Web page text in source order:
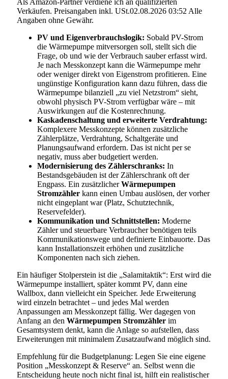
Als Amazon-Partner verdiene ich an qualifizierten
Verkäufen. Preisangaben inkl. USt.02.08.2026 03:52 Alle
Angaben ohne Gewähr.
PV und Eigenverbrauchslogik: Sobald PV-Strom
die Wärmepumpe mitversorgen soll, stellt sich die
Frage, ob und wie der Verbrauch sauber erfasst wird.
Je nach Messkonzept kann die Wärmepumpe mehr
oder weniger direkt von Eigenstrom profitieren. Eine
ungünstige Konfiguration kann dazu führen, dass die
Wärmepumpe bilanziell „zu viel Netzstrom“ sieht,
obwohl physisch PV-Strom verfügbar wäre – mit
Auswirkungen auf die Kostenrechnung.
Kaskadenschaltung und erweiterte Verdrahtung:
Komplexere Messkonzepte können zusätzliche
Zählerplätze, Verdrahtung, Schaltgeräte und
Planungsaufwand erfordern. Das ist nicht per se
negativ, muss aber budgetiert werden.
Modernisierung des Zählerschranks: In
Bestandsgebäuden ist der Zählerschrank oft der
Engpass. Ein zusätzlicherWärmepumpen
Stromzähler kann einen Umbau auslösen, der vorher
nicht eingeplant war (Platz, Schutztechnik,
Reservefelder).
Kommunikation und Schnittstellen: Moderne
Zähler und steuerbare Verbraucher benötigen teils
Kommunikationswege und definierte Einbauorte. Das
kann Installationszeit erhöhen und zusätzliche
Komponenten nach sich ziehen.
Ein häufiger Stolperstein ist die „Salamitaktik“: Erst wird die
Wärmepumpe installiert, später kommt PV, dann eine
Wallbox, dann vielleicht ein Speicher. Jede Erweiterung
wird einzeln betrachtet – und jedes Mal werden
Anpassungen am Messkonzept fällig. Wer dagegen von
Anfang an den Wärmepumpen Stromzähler im
Gesamtsystem denkt, kann die Anlage so aufstellen, dass
Erweiterungen mit minimalem Zusatzaufwand möglich sind.
Empfehlung für die Budgetplanung: Legen Sie eine eigene
Position „Messkonzept & Reserve“ an. Selbst wenn die
Entscheidung heute noch nicht final ist, hilft ein realistischer